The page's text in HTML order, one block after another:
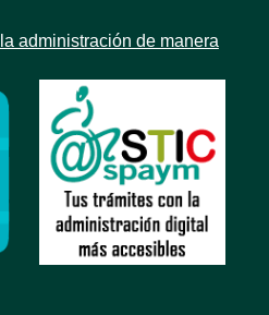
administración de manera